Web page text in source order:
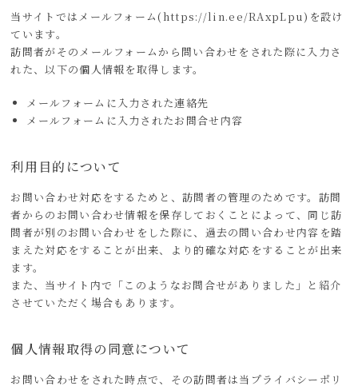
当サイトではメールフォーム(https://lin.ee/RAxpLpu)を設け
ています。
訪問者がそのメールフォームから問い合わせをされた際に入力さ
れた、以下の個人情報を取得します。
メールフォームに入力された連絡先
メールフォームに入力されたお問合せ内容
利用目的について
お問い合わせ対応をするためと、訪問者の管理のためです。訪問
者からのお問い合わせ情報を保存しておくことによって、同じ訪
問者が別のお問い合わせをした際に、過去の問い合わせ内容を踏
まえた対応をすることが出来、より的確な対応をすることが出来
ます。
また、当サイト内で「このようなお問合せがありました」と紹介
させていただく場合もあります。
個人情報取得の同意について
お問い合わせをされた時点で、その訪問者は当プライバシーポリ